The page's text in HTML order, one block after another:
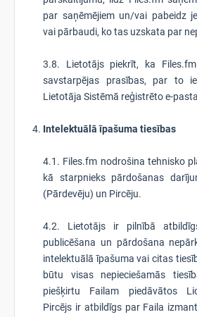
par saņēmējiem un/vai pabeidz
vai pārbaudi, ko tas uzskata par
3.8. Lietotājs piekrīt, ka
savstarpējas prasības, par to
Lietotāja Sistēmā reģistrēto e-
Intelektuālā īpašuma tiesības
4.1. Files.fm nodrošina tehnisko
kā starpnieks pārdošanas
(Pārdevēju) un Pircēju.
4.2. Lietotājs ir pilnībā
publicēšana un pārdošana
intelektuālā īpašuma vai citas
būtu visas nepieciešamās
piešķirtu Failam piedāvātos
Pircējs ir atbildīgs par Faila